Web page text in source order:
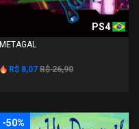
PS4
METAGAL
R$ 8,07 R$ 26,90
-50%